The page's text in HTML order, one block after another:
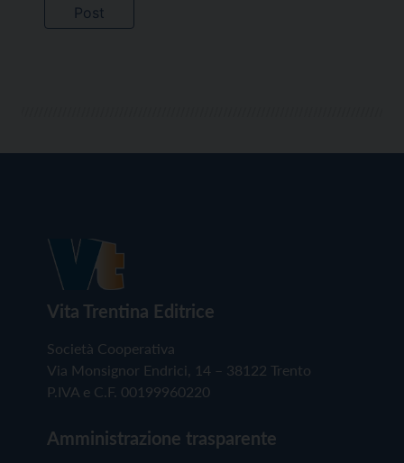
Vita Trentina Editrice
Società Cooperativa
Via Monsignor Endrici, 14 – 38122 Trento
P.IVA e C.F. 00199960220
Amministrazione trasparente